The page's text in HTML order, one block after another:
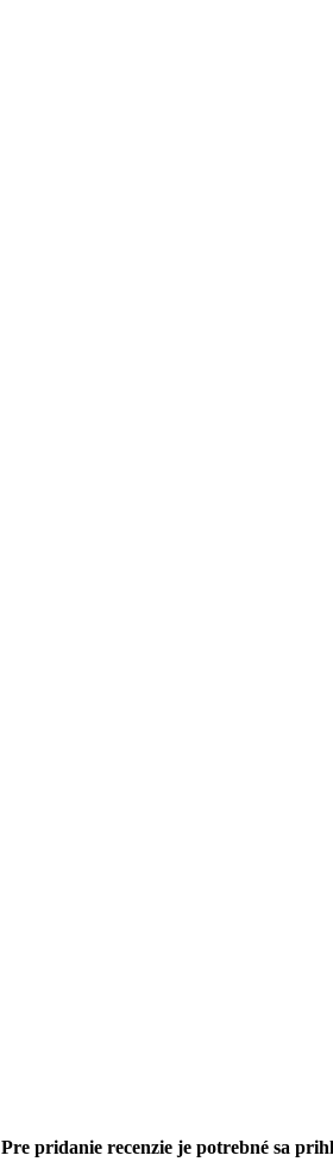
Pre pridanie recenzie je potrebné sa